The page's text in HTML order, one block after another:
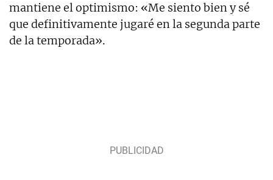
mantiene el optimismo: «Me siento bien y sé
que definitivamente jugaré en la segunda parte
de la temporada».